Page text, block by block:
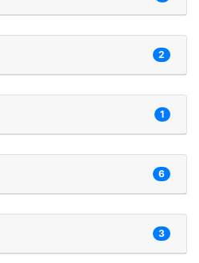
2
1
6
3